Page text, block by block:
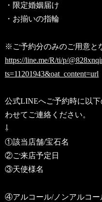
・限定婚姻届け
・お揃いの指輪
※ご予約分のみのご用意と
https://line.me/R/ti/p/
ts=11201943&oat_content=url
公式LINEへご予約時に以
わせてご連絡ください。
⇩
①該当店舗/宝石名
②ご来店予定日
③天使様名
④アルコール/ノンアルコー